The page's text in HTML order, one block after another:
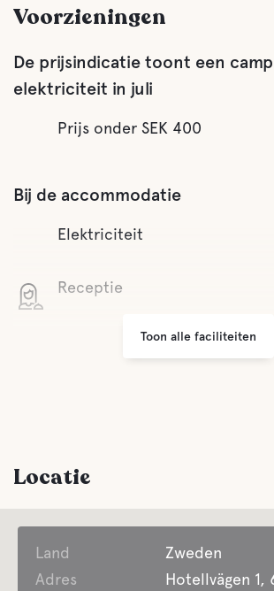
Voorzieningen
De prijsindicatie toont een
elektriciteit in juli
Prijs onder SEK 400
Bij de accommodatie
Elektriciteit
Receptie
Lifepak defibrillator
Toon alle faciliteiten
Locatie
Land
Zweden
Adres
Hotellvägen 1,